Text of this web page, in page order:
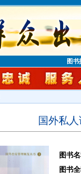
图书
国外私
图书名
图书全